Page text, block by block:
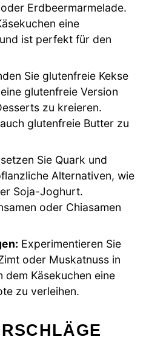
Erdbeermarmelade.
eine
ist perfekt für den
Sie glutenfreie Kekse
glutenfreie Version
zu kreieren.
glutenfreie Butter zu
Sie Quark und
Alternativen, wie
Soja-Joghurt.
oder Chiasamen
Experimentieren Sie
oder Muskatnuss in
dem Käsekuchen eine
zu verleihen.